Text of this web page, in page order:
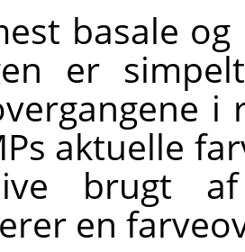
basale
er
aktuelle
brugt af
en